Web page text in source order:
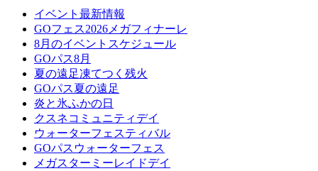
イベント最新情報
GOフェス2026メガフィナーレ
8月のイベントスケジュール
GOパス8月
夏の遠足凍てつく残火
GOパス夏の遠足
炎と氷ふかの日
クスネコミュニティデイ
ウォーターフェスティバル
GOパスウォーターフェス
メガスターミーレイドデイ